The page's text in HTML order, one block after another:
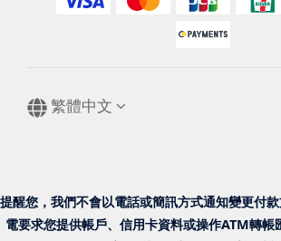
繁體中文
提醒您，我們不會以電話或簡訊方式通知變更付
電要求您提供帳戶、信用卡資料或操作ATM轉帳